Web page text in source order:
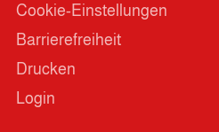
Cookie-Einstellungen
Barrierefreiheit
Drucken
Login